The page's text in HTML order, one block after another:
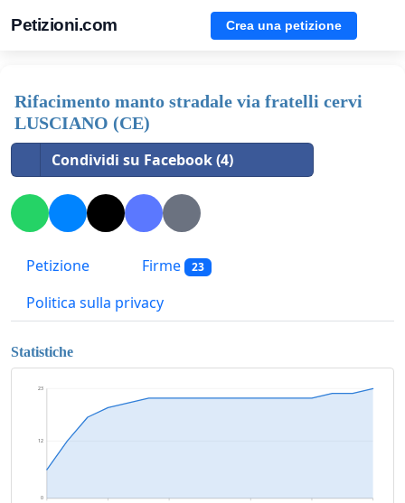
Petizioni.com Crea una petizione
Rifacimento manto stradale via fratelli cervi
LUSCIANO (CE)
Condividi su Facebook (4)
Petizione Firme 23
Politica sulla privacy
Statistiche
0
12
23